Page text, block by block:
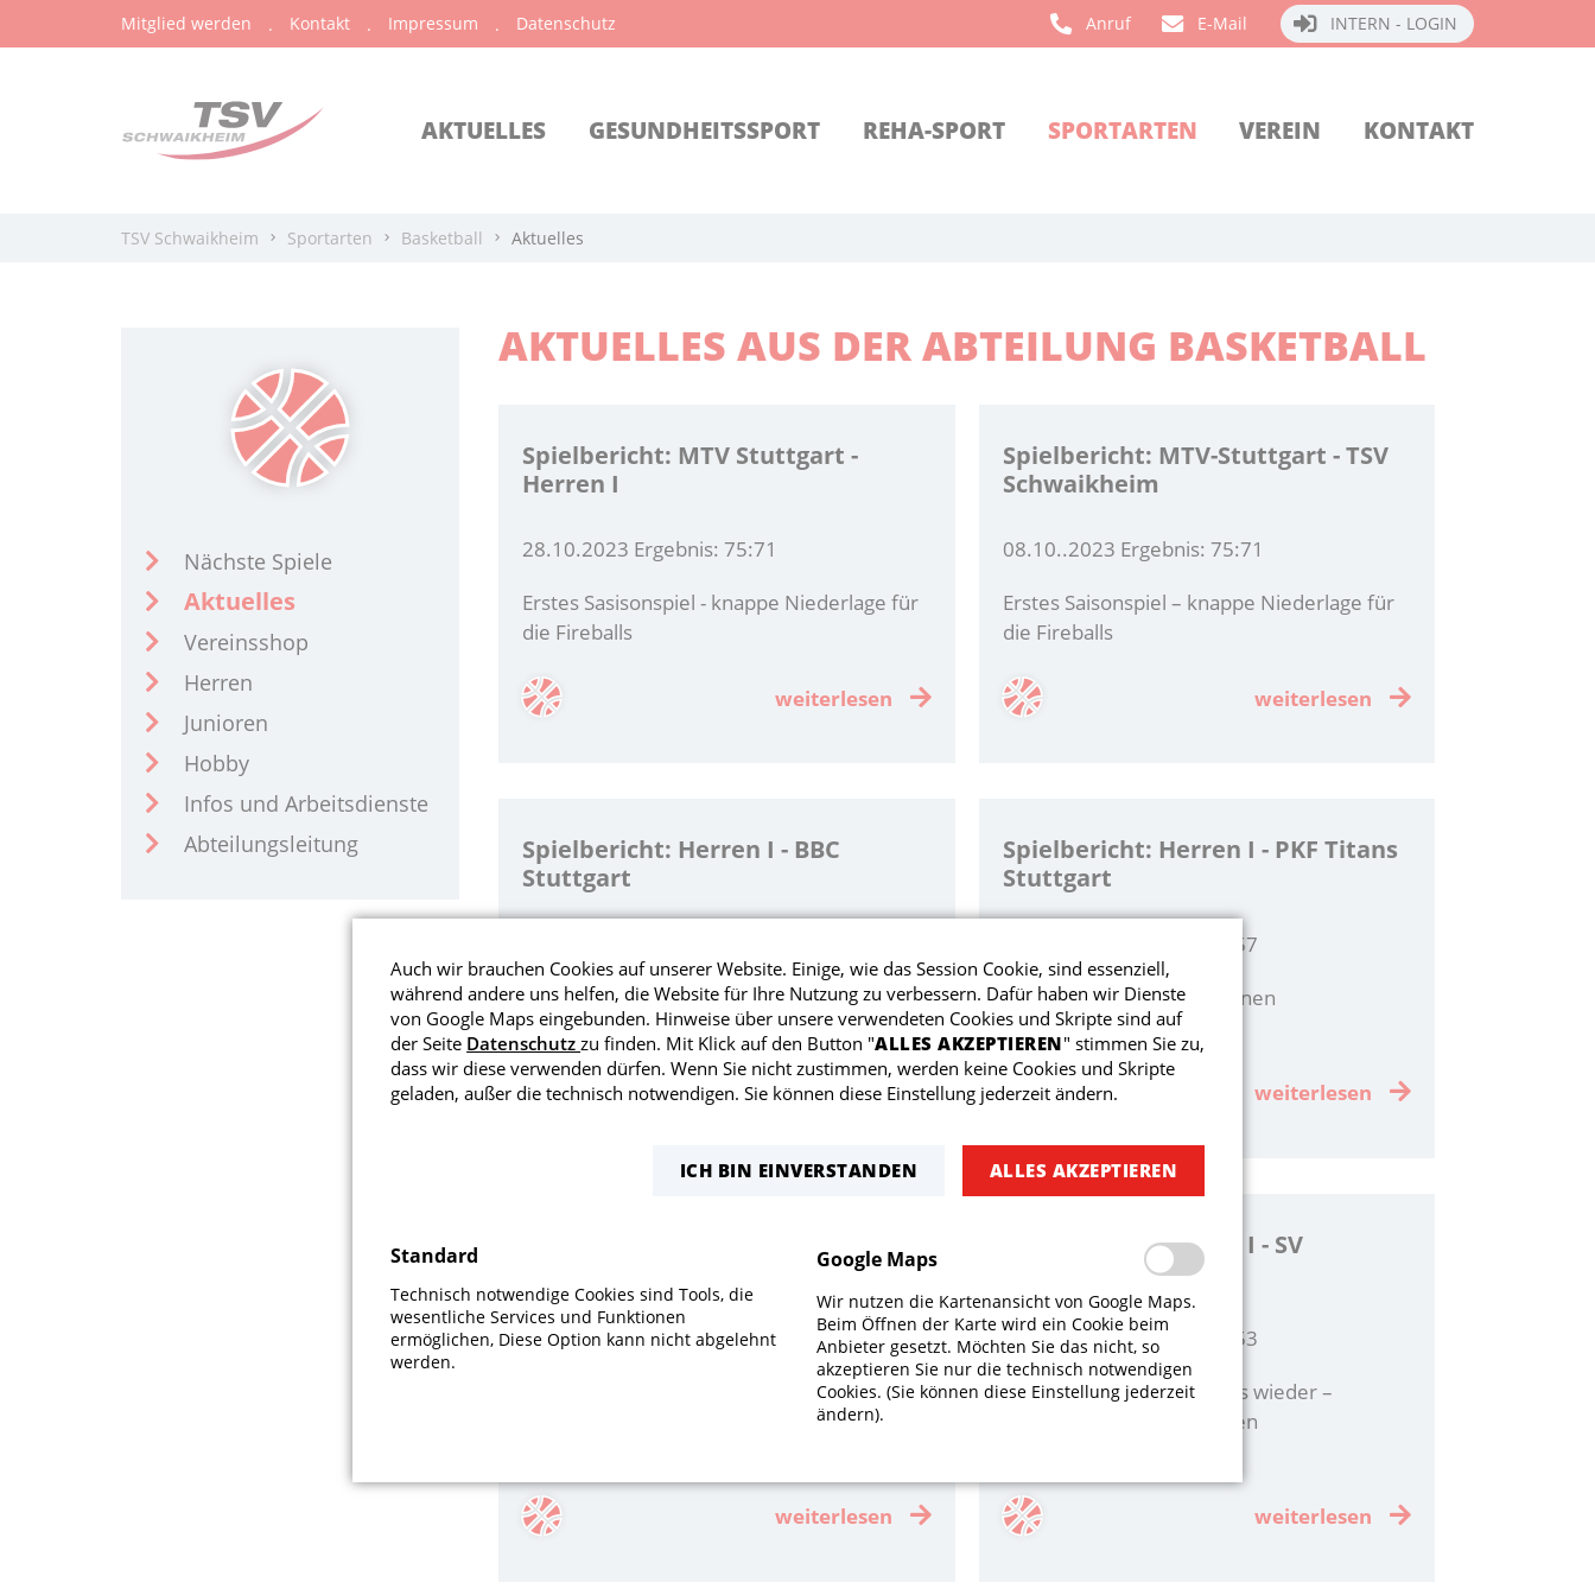
Mitglied werden Kontakt Impressum Datenschutz Anruf E-Mail INTERN - LOGIN
AKTUELLES GESUNDHEITSSPORT REHA-SPORT SPORTARTEN VEREIN KONTAKT
TSV Schwaikheim Sportarten Basketball Aktuelles
Nächste Spiele
Aktuelles
Vereinsshop
Herren
Junioren
Hobby
Infos und Arbeitsdienste
Abteilungsleitung
AKTUELLES AUS DER ABTEILUNG BASKETBALL
Spielbericht: MTV Stuttgart -
Herren I
28.10.2023 Ergebnis: 75:71
Erstes Sasisonspiel - knappe Niederlage für
die Fireballs
weiterlesen
Spielbericht: MTV-Stuttgart - TSV
Schwaikheim
08.10..2023 Ergebnis: 75:71
Erstes Saisonspiel – knappe Niederlage für
die Fireballs
weiterlesen
Spielbericht: Herren I - BBC
Stuttgart
Fireballs verlieren knapp gegen den BBC
Stuttgart
weiterlesen
Spielbericht: Herren I - PKF Titans
Stuttgart
23.03.2023 Ergebnis: 67:57
Fireballs besiegen die Titanen
weiterlesen
11.03.2023 Ergebnis: 51:63
Fireballs kassieren stark dezimiert
Heimniederlage gegen den Tabellenzweiten
weiterlesen
Spielbericht: Herren I - SV
Möhringen 2
23.02.2023 Ergebnis: 77:53
Endlich siegen die Fireballs wieder –
Heimsieg gegen Möhringen
weiterlesen
Auch wir brauchen Cookies auf unserer Website. Einige, wie das Session Cookie, sind essenziell,
während andere uns helfen, die Website für Ihre Nutzung zu verbessern. Dafür haben wir Dienste
von Google Maps eingebunden. Hinweise über unsere verwendeten Cookies und Skripte sind auf
der Seite Datenschutzzu finden. Mit Klick auf den Button "ALLES AKZEPTIEREN" stimmen Sie zu,
dass wir diese verwenden dürfen. Wenn Sie nicht zustimmen, werden keine Cookies und Skripte
geladen, außer die technisch notwendigen. Sie können diese Einstellung jederzeit ändern.
ICH BIN EINVERSTANDEN ALLES AKZEPTIEREN
Standard
Technisch notwendige Cookies sind Tools, die
wesentliche Services und Funktionen
ermöglichen, Diese Option kann nicht abgelehnt
werden.
Google Maps
Wir nutzen die Kartenansicht von Google Maps.
Beim Öffnen der Karte wird ein Cookie beim
Anbieter gesetzt. Möchten Sie das nicht, so
akzeptieren Sie nur die technisch notwendigen
Cookies. (Sie können diese Einstellung jederzeit
ändern).